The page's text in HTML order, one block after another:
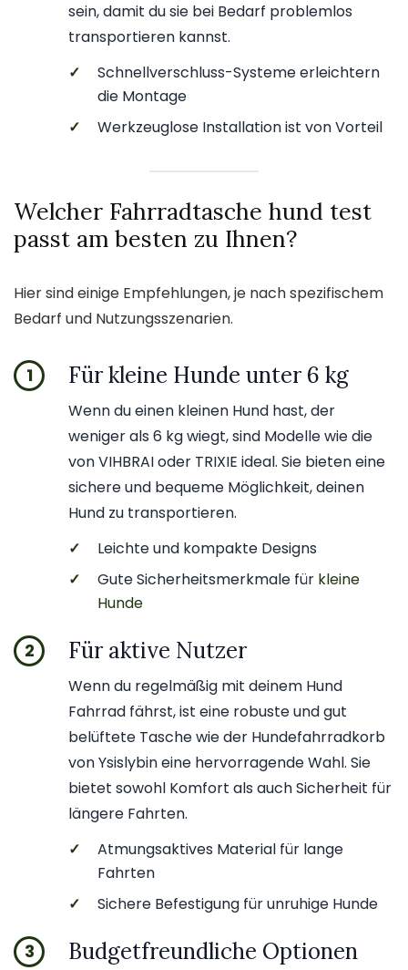
sein, damit du sie bei Bedarf problemlos
transportieren kannst.
✓
Schnellverschluss-Systeme erleichtern
die Montage
✓
Werkzeuglose Installation ist von Vorteil
Welcher Fahrradtasche hund test
passt am besten zu Ihnen?
Hier sind einige Empfehlungen, je nach spezifischem
Bedarf und Nutzungsszenarien.
1 Für kleine Hunde unter 6 kg
Wenn du einen kleinen Hund hast, der
weniger als 6 kg wiegt, sind Modelle wie die
von VIHBRAI oder TRIXIE ideal. Sie bieten eine
sichere und bequeme Möglichkeit, deinen
Hund zu transportieren.
✓
Leichte und kompakte Designs
✓
Gute Sicherheitsmerkmale für kleine
Hunde
2 Für aktive Nutzer
Wenn du regelmäßig mit deinem Hund
Fahrrad fährst, ist eine robuste und gut
belüftete Tasche wie der Hundefahrradkorb
von Ysislybin eine hervorragende Wahl. Sie
bietet sowohl Komfort als auch Sicherheit für
längere Fahrten.
✓
Atmungsaktives Material für lange
Fahrten
✓
Sichere Befestigung für unruhige Hunde
3 Budgetfreundliche Optionen